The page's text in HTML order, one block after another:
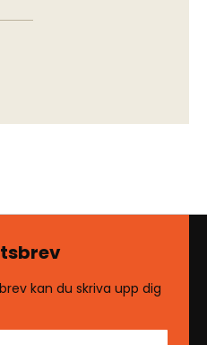
kan du skriva upp dig